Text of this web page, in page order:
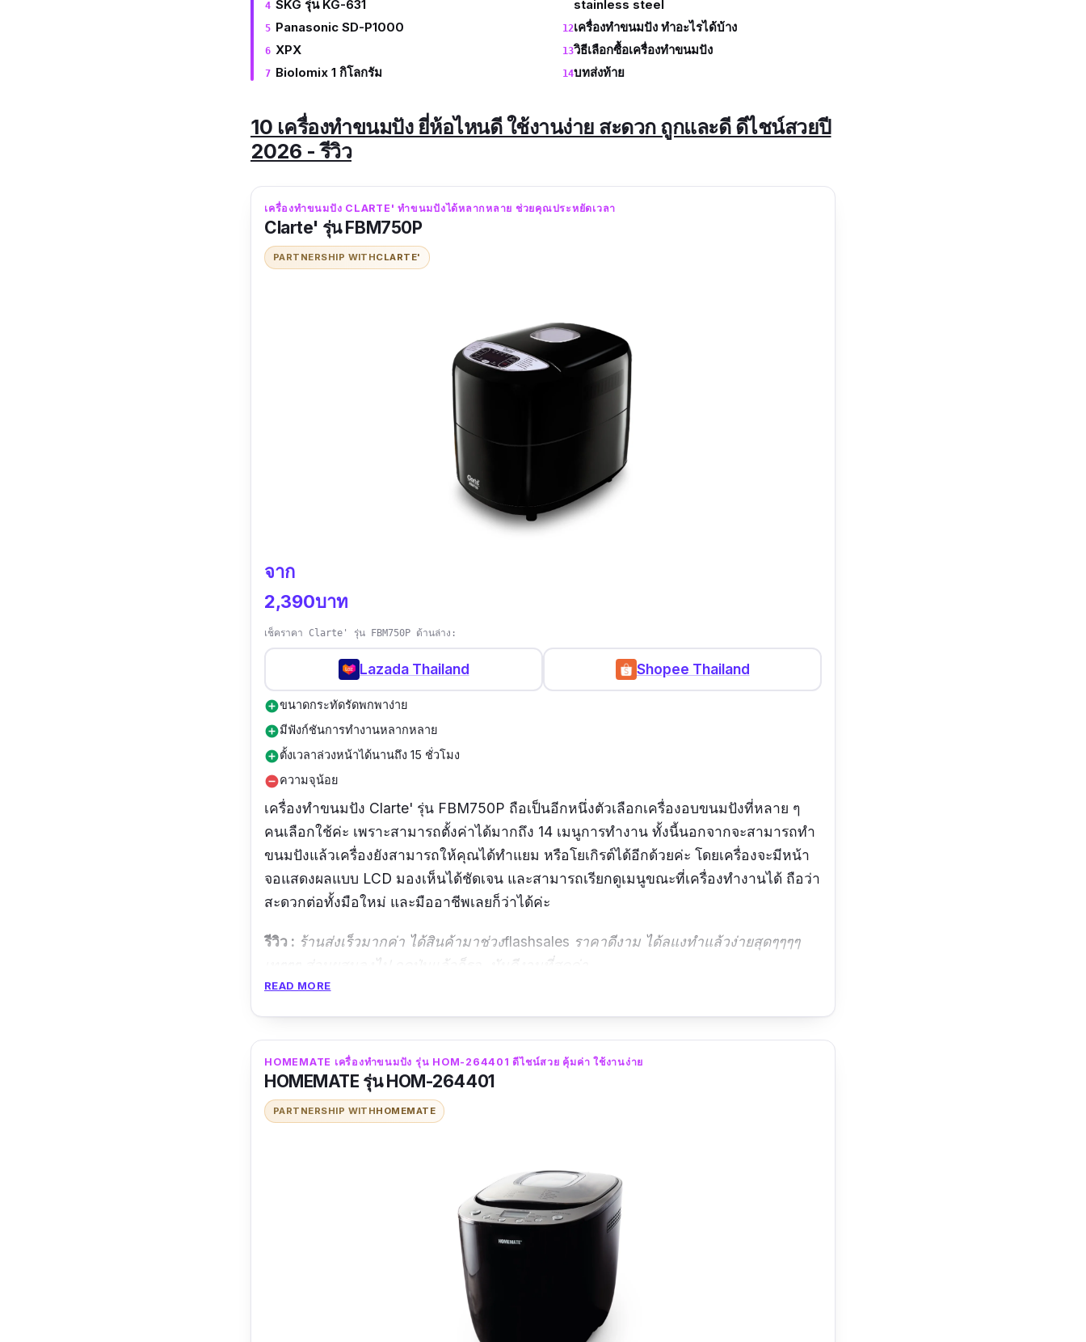
SKG รุ่น KG-631
Panasonic SD-P1000
XPX
Biolomix 1 กิโลกรัม
stainless steel
เครื่องทำขนมปัง ทำอะไรได้บ้าง
วิธีเลือกซื้อเครื่องทำขนมปัง
บทส่งท้าย
10 เครื่องทำขนมปัง ยี่ห้อไหนดี ใช้งานง่าย สะดวก ถูกและดี ดีไชน์สวยปี
2026 - รีวิว
เครื่องทำขนมปัง CLARTE' ทำขนมปังได้หลากหลาย ช่วยคุณประหยัดเวลา
Clarte' รุ่น FBM750P
PARTNERSHIP WITHCLARTE'
จาก
2,390บาท
เช็คราคา Clarte' รุ่น FBM750P ด้านล่าง:
Lazada Thailand Shopee Thailand
add_circleขนาดกระทัดรัดพกพาง่าย
add_circleมีฟังก์ชันการทำงานหลากหลาย
add_circleตั้งเวลาล่วงหน้าได้นานถึง 15 ชั่วโมง
remove_circleความจุน้อย
เครื่องทำขนมปัง Clarte' รุ่น FBM750P ถือเป็นอีกหนึ่งตัวเลือกเครื่องอบขนมปังที่หลาย ๆ
คนเลือกใช้ค่ะ เพราะสามารถตั้งค่าได้มากถึง 14 เมนูการทำงาน ทั้งนี้นอกจากจะสามารถทำ
ขนมปังแล้วเครื่องยังสามารถให้คุณได้ทำแยม หรือโยเกิรต์ได้อีกด้วยค่ะ โดยเครื่องจะมีหน้า
จอแสดงผลแบบ LCD มองเห็นได้ชัดเจน และสามารถเรียกดูเมนูขณะที่เครื่องทำงานได้ ถือว่า
สะดวกต่อทั้งมือใหม่ และมืออาชีพเลยก็ว่าได้ค่ะ
รีวิว : ร้านส่งเร็วมากค่า ได้สินค้ามาช่วงflashsales ราคาดีงาม ได้ลแงทำแล้วง่ายสุดๆๆๆๆ
เทๆๆๆ ส่วนผสมลงไป กดปุ่มแล้วก็รอ มันดีงามที่สุดค่า
READ MORE
HOMEMATE เครื่องทำขนมปัง รุ่น HOM-264401 ดีไชน์สวย คุ้มค่า ใช้งานง่าย
HOMEMATE รุ่น HOM-264401
PARTNERSHIP WITHHOMEMATE